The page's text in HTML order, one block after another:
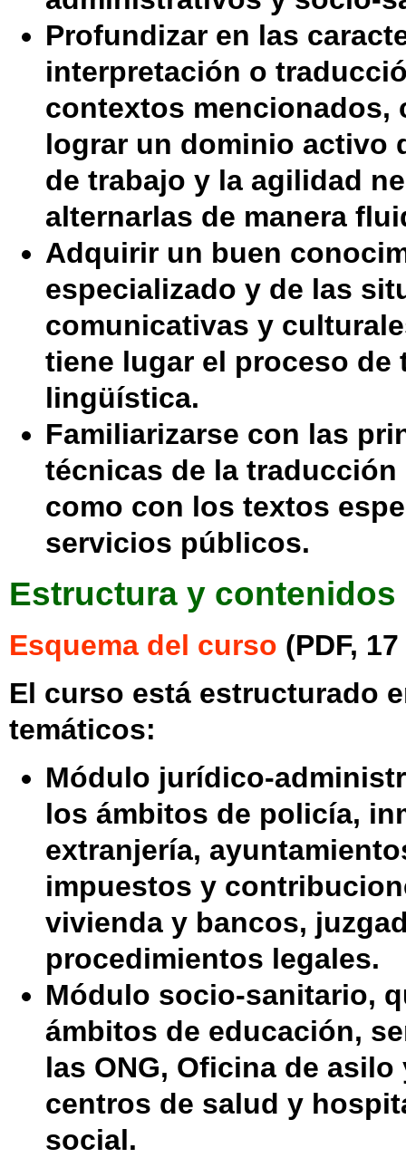
Profundizar en las
interpretación o
contextos mencionados,
lograr un dominio activo
de trabajo y la agilidad
alternarlas de manera
Adquirir un buen
especializado y de las
comunicativas y
tiene lugar el proceso de
lingüística.
Familiarizarse con las
técnicas de la traducción
como con los textos
servicios públicos.
Estructura y contenidos
Esquema del curso (PDF,
El curso está estructurado
temáticos:
Módulo jurídico-
los ámbitos de policía,
extranjería,
impuestos y
vivienda y bancos,
procedimientos legales.
Módulo socio-sanitario,
ámbitos de educación,
las ONG, Oficina de
centros de salud y
social.